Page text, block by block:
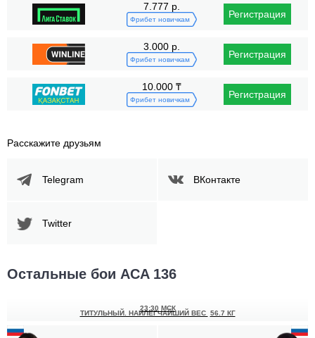
7.777 р.
Фрибет новичкам Регистрация
3.000 р.
Фрибет новичкам Регистрация
10.000 ₸
Фрибет новичкам Регистрация
Расскажите друзьям
Telegram ВКонтакте
Twitter
Остальные бои ACA 136
23:30 МСК
ТИТУЛЬНЫЙ. НАИЛЕГЧАЙШИЙ ВЕС 56.7 КГ